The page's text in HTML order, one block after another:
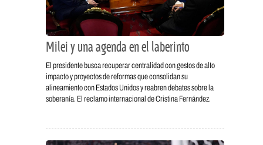
Milei y una agenda en el laberinto
El presidente busca recuperar centralidad con gestos de alto
impacto y proyectos de reformas que consolidan su
alineamiento con Estados Unidos y reabren debates sobre la
soberanía. El reclamo internacional de Cristina Fernández.